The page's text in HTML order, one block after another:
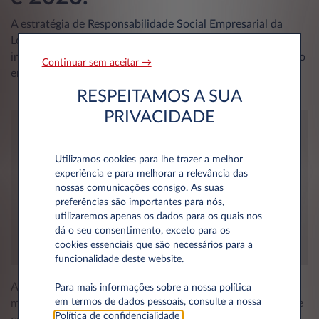
A estratégia de Responsabilidade Social Empresarial da
Leasys Mobility Portugal foi reconhecida pela agência
internacional de referência EcoVadis, pelo seu desempenho
em sustentabilidade.
A Leasys Mobility Portugal encontra-se no topo das 5%
melhores empresas do setor avaliadas pela EcoVadis, o que
Continuar sem aceitar →
RESPEITAMOS A SUA
PRIVACIDADE
Utilizamos cookies para lhe trazer a melhor
experiência e para melhorar a relevância das
nossas comunicações consigo. As suas
preferências são importantes para nós,
utilizaremos apenas os dados para os quais nos
dá o seu consentimento, exceto para os
cookies essenciais que são necessários para a
funcionalidade deste website.
Para mais informações sobre a nossa política
em termos de dados pessoais, consulte a nossa
Política de confidencialidade.